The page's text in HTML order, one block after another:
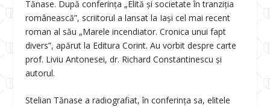
Tănase. După conferința „Elită și societate în tranziția
românească”, scriitorul a lansat la Iași cel mai recent
roman al său „Marele incendiator. Cronica unui fapt
divers”, apărut la Editura Corint. Au vorbit despre carte
prof. Liviu Antonesei, dr. Richard Constantinescu și
autorul.
Stelian Tănase a radiografiat, în conferința sa, elitele